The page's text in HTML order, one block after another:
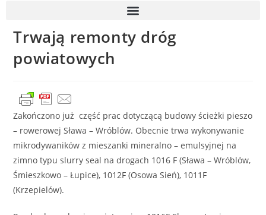
Trwają remonty dróg
powiatowych
Zakończono już część prac dotyczącą budowy ścieżki pieszo
– rowerowej Sława – Wróblów. Obecnie trwa wykonywanie
mikrodywaników z mieszanki mineralno – emulsyjnej na
zimno typu slurry seal na drogach 1016 F (Sława – Wróblów,
Śmieszkowo – Łupice), 1012F (Osowa Sień), 1011F
(Krzepielów).